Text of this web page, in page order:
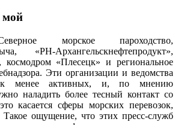
мой
морское пароходство,
«РН-Архангельскнефтепродукт»,
космодром «Плесецк» и региональное
Эти организации и ведомства
менее активных, и, по мнению
наладить более тесный контакт со
касается сферы морских перевозок,
Такое ощущение, что этих пресс-служб